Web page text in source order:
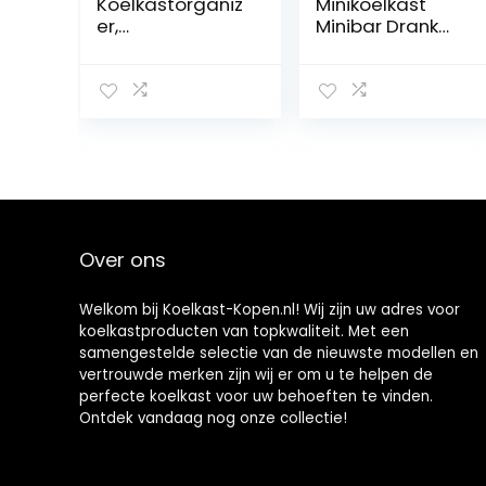
er,
koelkast,
materiaal,
Minibar Drank
geruisloze
Over ons
Welkom bij Koelkast-Kopen.nl! Wij zijn uw adres voor
koelkastproducten van topkwaliteit. Met een
samengestelde selectie van de nieuwste modellen en
vertrouwde merken zijn wij er om u te helpen de
perfecte koelkast voor uw behoeften te vinden.
Ontdek vandaag nog onze collectie!